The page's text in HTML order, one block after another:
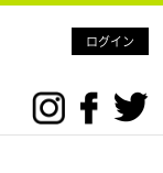
ログイン